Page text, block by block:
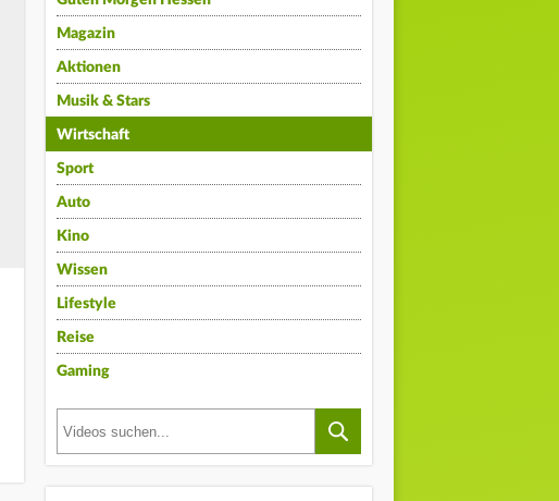
Magazin
Aktionen
Musik & Stars
Wirtschaft
Sport
Auto
Kino
Wissen
Lifestyle
Reise
Gaming